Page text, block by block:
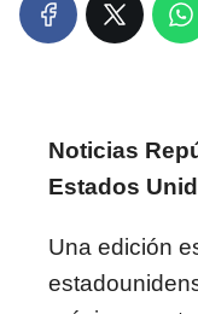
Noticias
Estados
Una edición